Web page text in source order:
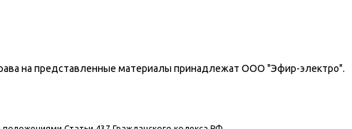
на представленные материалы принадлежат ООО "Эфир-электро".